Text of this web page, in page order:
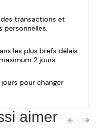
transactions et
personnelles.
les plus brefs délais.
2 jours
pour changer
aimer